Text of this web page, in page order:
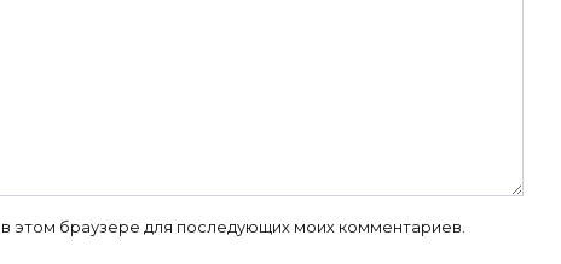
этом браузере для последующих моих комментариев.